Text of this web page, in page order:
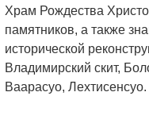
Храм Рождества
памятников, а также
исторической
Владимирский скит,
Ваарасуо, Лехтисенсуо.